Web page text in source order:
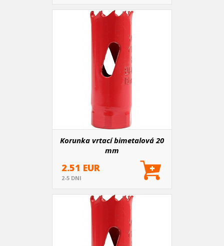
Korunka vrtací bimetalová 20
mm
2.51 EUR
2-5 DNI